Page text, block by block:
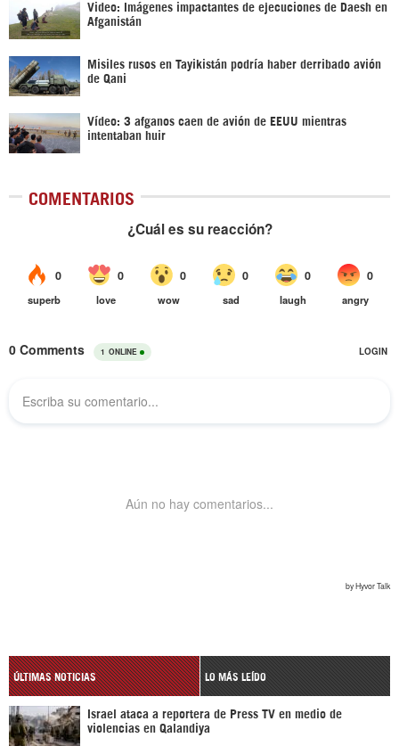
Video: Imágenes impactantes de ejecuciones de Daesh en
Afganistán
Misiles rusos en Tayikistán podría haber derribado avión
de Qani
Vídeo: 3 afganos caen de avión de EEUU mientras
intentaban huir
COMENTARIOS
ÚLTIMAS NOTICIAS LO MÁS LEÍDO
Israel ataca a reportera de Press TV en medio de
violencias en Qalandiya